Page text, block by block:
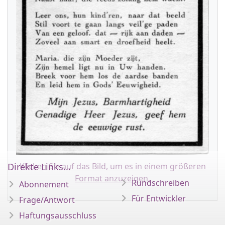
Klicken Sie auf das Bild, um es in einem größeren
Format anzuzeigen.
Direkte Links...
Abonnement
Frage/Antwort
Haftungsausschluss
Rundschreiben
Für Entwickler